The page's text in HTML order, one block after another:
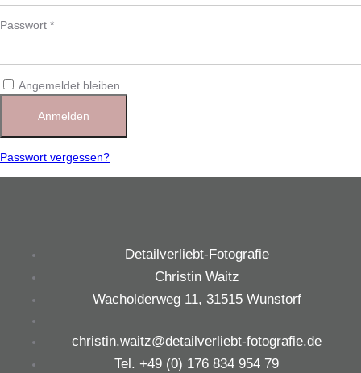
Passwort *
Angemeldet bleiben
Anmelden
Passwort vergessen?
Detailverliebt-Fotografie
Christin Waitz
Wacholderweg 11, 31515 Wunstorf
christin.waitz@detailverliebt-fotografie.de
Tel. +49 (0) 176 834 954 79